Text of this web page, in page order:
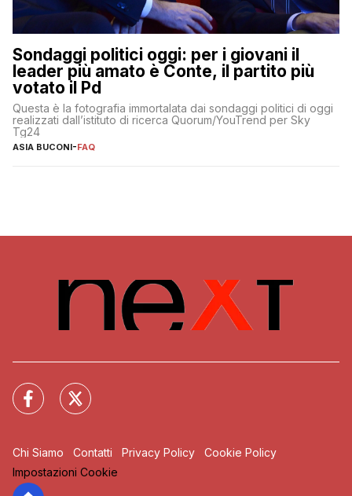
Sondaggi politici oggi: per i giovani il
leader più amato è Conte, il partito più
votato il Pd
Questa è la fotografia immortalata dai sondaggi politici di oggi
realizzati dall’istituto di ricerca Quorum/YouTrend per Sky
Tg24
ASIA BUCONI-FAQ
Chi Siamo Contatti Privacy Policy
Cookie Policy
Impostazioni Cookie